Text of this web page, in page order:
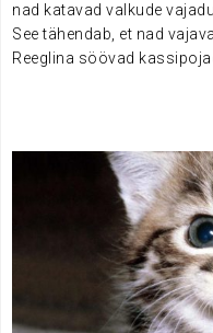
nad katavad valkude
See tähendab, et nad
Reeglina söövad